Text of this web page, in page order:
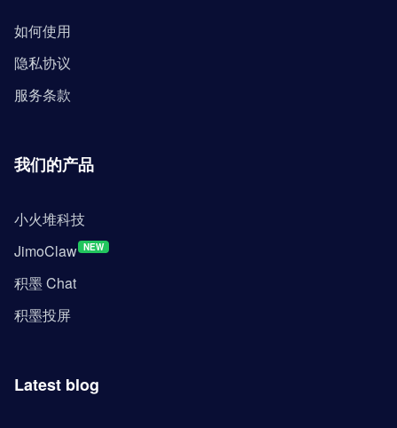
如何使用
隐私协议
服务条款
我们的产品
小火堆科技
JimoClaw NEW
积墨 Chat
积墨投屏
Latest blog